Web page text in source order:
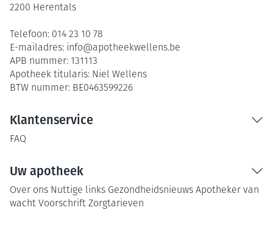
2200 Herentals
Telefoon: 014 23 10 78
E-mailadres: info@apotheekwellens.be
APB nummer: 131113
Apotheek titularis: Niel Wellens
BTW nummer: BE0463599226
Klantenservice
FAQ
Uw apotheek
Over ons Nuttige links Gezondheidsnieuws Apotheker van
wacht Voorschrift Zorgtarieven